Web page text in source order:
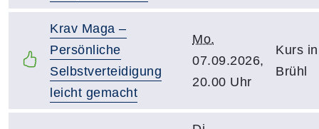
Krav Maga –
Persönliche
Selbstverteidigung
leicht gemacht
Mo.
07.09.2026,
20.00 Uhr
Kurs in
Brühl